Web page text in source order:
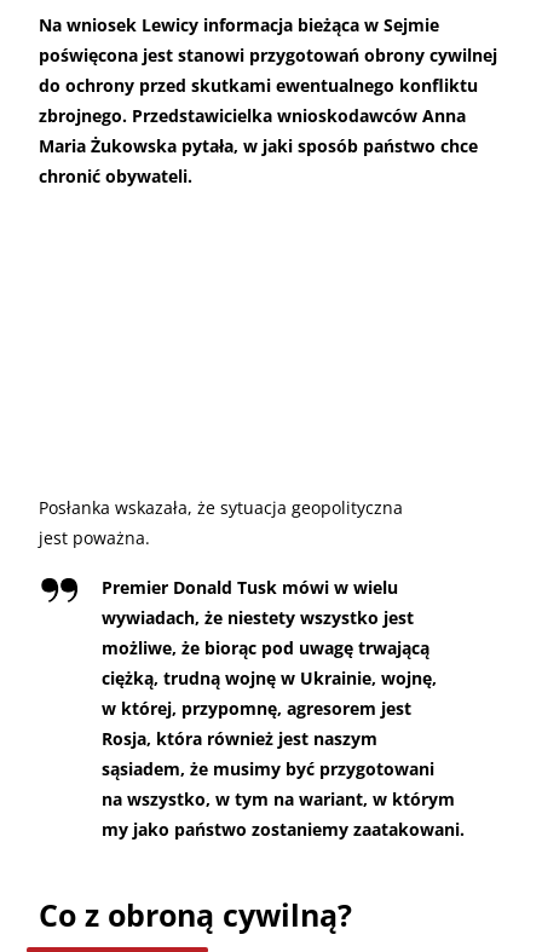
Na wniosek Lewicy informacja bieżąca w Sejmie
poświęcona jest stanowi przygotowań obrony cywilnej
do ochrony przed skutkami ewentualnego konfliktu
zbrojnego. Przedstawicielka wnioskodawców Anna
Maria Żukowska pytała, w jaki sposób państwo chce
chronić obywateli.
Posłanka wskazała, że sytuacja geopolityczna
jest poważna.
Premier Donald Tusk mówi w wielu
wywiadach, że niestety wszystko jest
możliwe, że biorąc pod uwagę trwającą
ciężką, trudną wojnę w Ukrainie, wojnę,
w której, przypomnę, agresorem jest
Rosja, która również jest naszym
sąsiadem, że musimy być przygotowani
na wszystko, w tym na wariant, w którym
my jako państwo zostaniemy zaatakowani.
Co z obroną cywilną?